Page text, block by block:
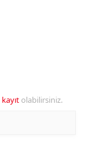
kayıt olabilirsiniz.